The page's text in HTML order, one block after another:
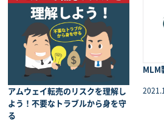
アムウェイ転売のリスクを理解し
よう！不要なトラブルから身を守
る
MLM